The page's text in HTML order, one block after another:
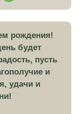
рождения!
будет
пусть
и
удачи и